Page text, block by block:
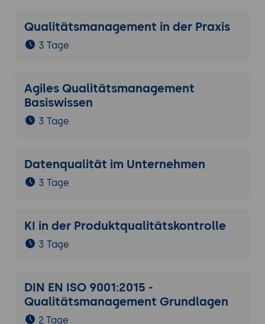
Qualitätsmanagement in der Praxis
3 Tage
Agiles Qualitätsmanagement
Basiswissen
3 Tage
Datenqualität im Unternehmen
3 Tage
KI in der Produktqualitätskontrolle
3 Tage
DIN EN ISO 9001:2015 -
Qualitätsmanagement Grundlagen
2 Tage